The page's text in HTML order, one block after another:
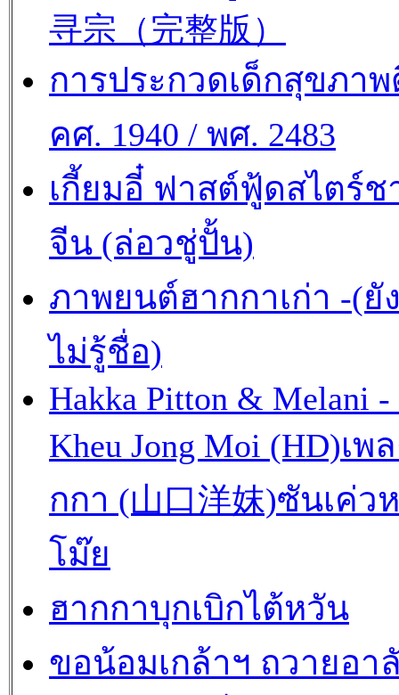
寻宗（完整版）
การประกวดเด็กสุขภา
คศ. 1940 / พศ. 2483
เกี้ยมอี๋ ฟาสต์ฟู้ดสไตร์ช
จีน (ล่อวชู่ปั้น)
ภาพยนต์ฮากกาเก่า -(ยั
ไม่รู้ชื่อ)
Hakka Pitton & Melani -
Kheu Jong Moi (HD)เพ
กกา (山口洋妺)ซันเค่ว
โม๊ย
ฮากกาบุกเบิกไต้หวัน
ขอน้อมเกล้าฯ ถวายอา